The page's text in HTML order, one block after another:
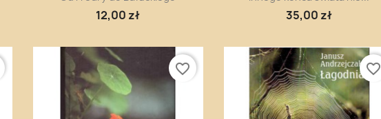
12,00 zł 35,00 zł
favorite_border favorite_border